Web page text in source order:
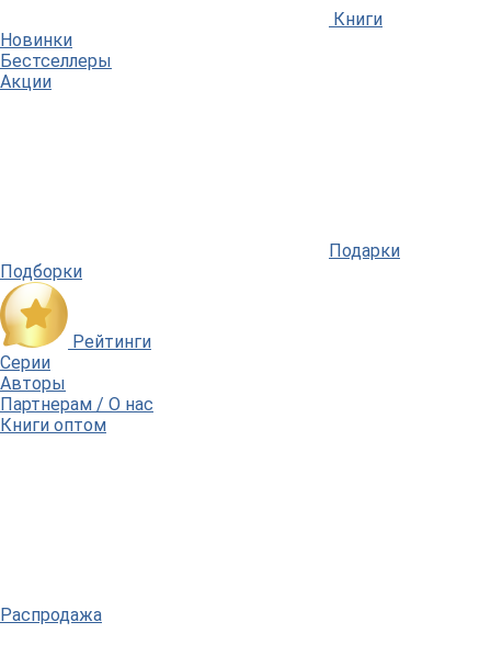
Книги
Новинки
Бестселлеры
Акции
Подарки
Подборки
Рейтинги
Серии
Авторы
Партнерам / О нас
Книги оптом
Распродажа